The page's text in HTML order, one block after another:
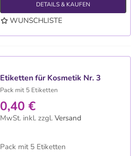
DETAILS & KAUFEN
WUNSCHLISTE
Etiketten für Kosmetik Nr. 3
Pack mit 5 Etiketten
0,40 €
MwSt. inkl. zzgl. Versand
Pack mit 5 Etiketten